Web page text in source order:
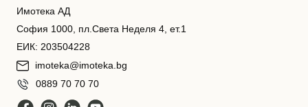
Имотека АД
София 1000, пл.Света Неделя 4, ет.1
ЕИК: 203504228
imoteka@imoteka.bg
0889 70 70 70